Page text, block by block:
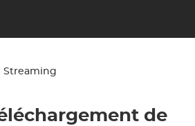
Streaming
de